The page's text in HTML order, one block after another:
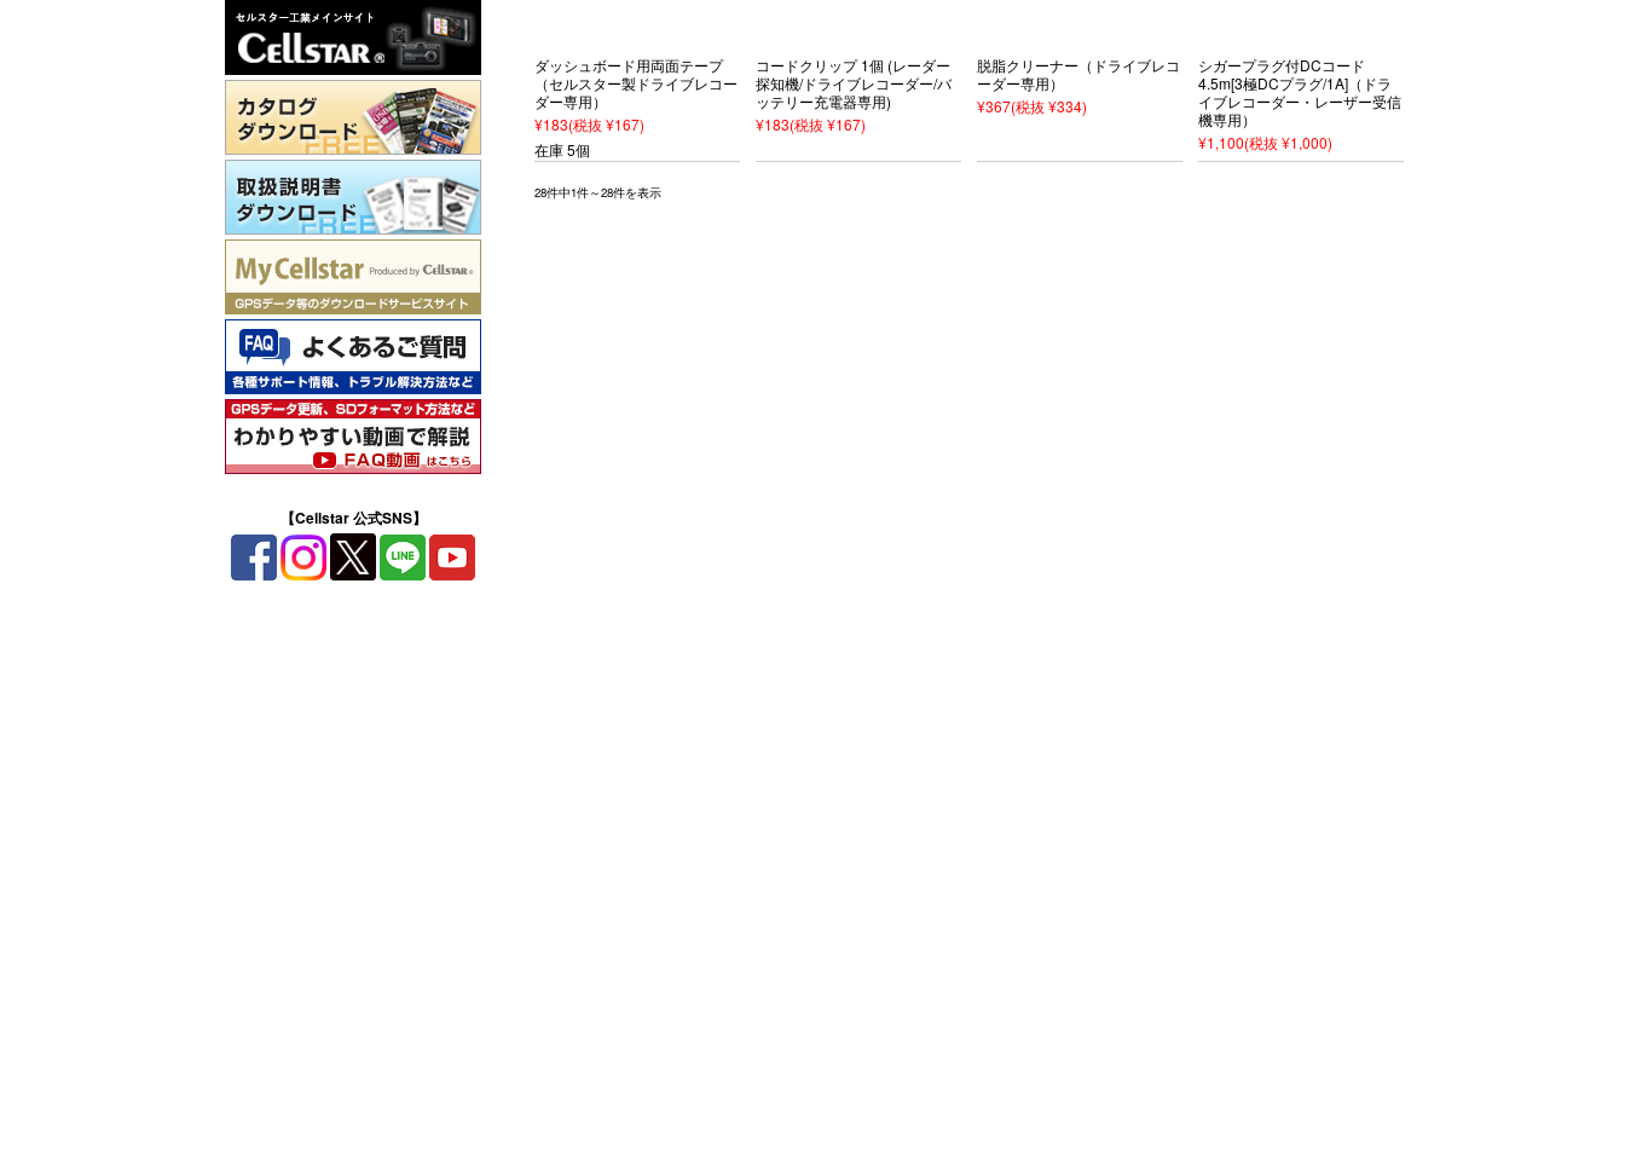
ダッシュボード用両面テープ
（セルスター製ドライブレコー
ダー専用）
¥183(税抜 ¥167)
在庫 5個
コードクリップ 1個 (レーダー
探知機/ドライブレコーダー/バ
ッテリー充電器専用)
¥183(税抜 ¥167)
脱脂クリーナー（ドライブレコ
ーダー専用）
¥367(税抜 ¥334)
シガープラグ付DCコード
4.5m[3極DCプラグ/1A]（ドラ
イブレコーダー・レーザー受信
機専用）
¥1,100(税抜 ¥1,000)
28件中1件～28件を表示
【Cellstar 公式SNS】